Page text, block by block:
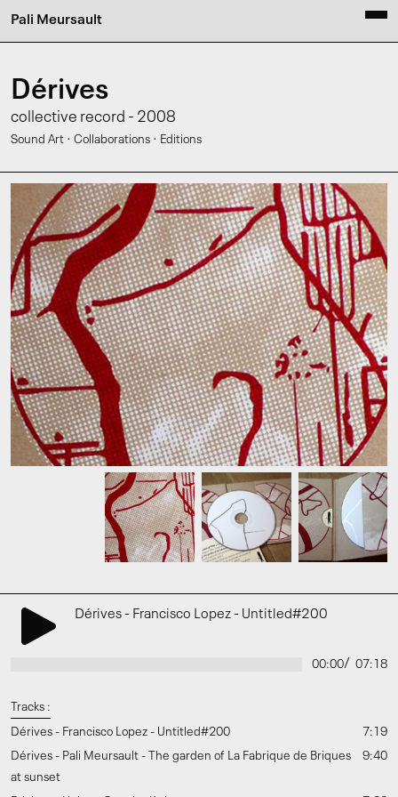
Pali Meursault
Dérives
collective record - 2008
Sound Art · Collaborations · Editions
Dérives - Francisco Lopez - Untitled#200
00:00/ 07:18
Tracks :
Dérives - Francisco Lopez - Untitled#200
7:19
Dérives - Pali Meursault - The garden of La Fabrique de Briques
at sunset
9:40